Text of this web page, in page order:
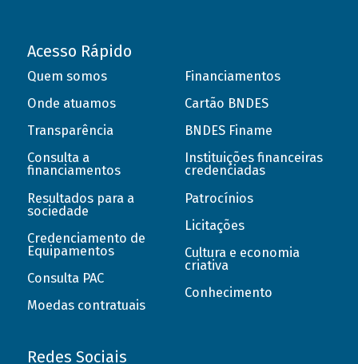
Acesso Rápido
Quem somos
Onde atuamos
Transparência
Consulta a
financiamentos
Resultados para a
sociedade
Credenciamento de
Equipamentos
Consulta PAC
Moedas contratuais
Financiamentos
Cartão BNDES
BNDES Finame
Instituições financeiras
credenciadas
Patrocínios
Licitações
Cultura e economia
criativa
Conhecimento
Redes Sociais